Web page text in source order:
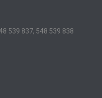
539 837, 548 539 838